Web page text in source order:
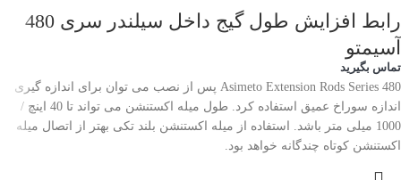
رابط افزایش طول گیج داخل سیلندر سری 480
آسیمتو
تماس بگیرید
Asimeto Extension Rods Series 480 پس از نصب می توان برای اندازه گیری
اندازه سوراخ عمیق استفاده کرد. طول میله اکستنشن می تواند تا 40 اینچ /
1000 میلی متر باشد. استفاده از میله اکستنشن بلند تکی بهتر از اتصال میله
اکستنشن کوتاه چندگانه خواهد بود.